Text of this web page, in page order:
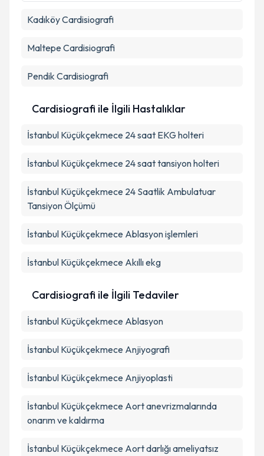
KadıköyCardisiografi
Maltepe Cardisiografi
Pendik Cardisiografi
Cardisiografi ile İlgili Hastalıklar
İstanbul Küçükçekmece 24 saat EKG holteri
İstanbul Küçükçekmece 24 saat tansiyon holteri
İstanbul Küçükçekmece 24 Saatlik Ambulatuar
Tansiyon Ölçümü
İstanbul Küçükçekmece Ablasyon işlemleri
İstanbul Küçükçekmece Akıllı ekg
Cardisiografi ile İlgili Tedaviler
İstanbul Küçükçekmece Ablasyon
İstanbul Küçükçekmece Anjiyografi
İstanbul Küçükçekmece Anjiyoplasti
İstanbul Küçükçekmece Aort anevrizmalarında
onarım ve kaldırma
İstanbul Küçükçekmece Aort darlığı ameliyatsız